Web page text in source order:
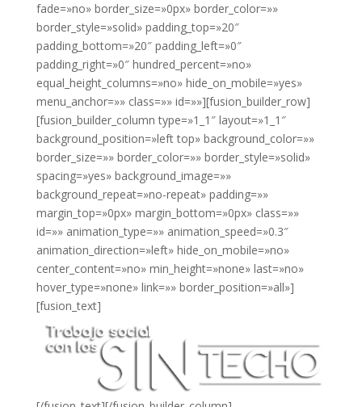
fade=»no» border_size=»0px» border_color=»»
border_style=»solid» padding_top=»20″
padding_bottom=»20″ padding_left=»0″
padding_right=»0″ hundred_percent=»no»
equal_height_columns=»no» hide_on_mobile=»yes»
menu_anchor=»» class=»» id=»»][fusion_builder_row]
[fusion_builder_column type=»1_1″ layout=»1_1″
background_position=»left top» background_color=»»
border_size=»» border_color=»» border_style=»solid»
spacing=»yes» background_image=»»
background_repeat=»no-repeat» padding=»»
margin_top=»0px» margin_bottom=»0px» class=»»
id=»» animation_type=»» animation_speed=»0.3″
animation_direction=»left» hide_on_mobile=»no»
center_content=»no» min_height=»none» last=»no»
hover_type=»none» link=»» border_position=»all»]
[fusion_text]